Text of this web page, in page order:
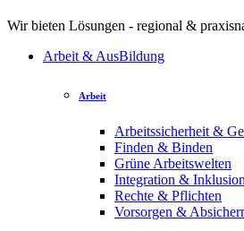
Wir bieten Lösungen - regional &
Arbeit & AusBildung
Arbeit
Arbeitssicherheit &
Finden & Binden
Grüne Arbeitswelten
Integration & Inklusion
Rechte & Pflichten
Vorsorgen &